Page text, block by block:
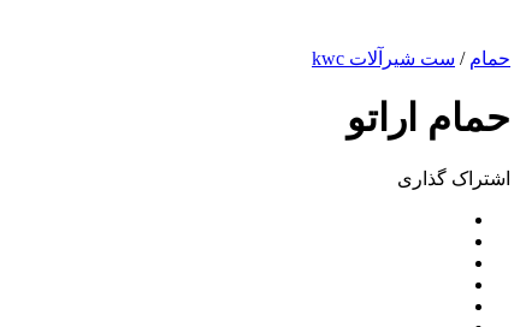
حمام / ست شیرآلات kwc
حمام اراتو
اشتراک ‌گذاری